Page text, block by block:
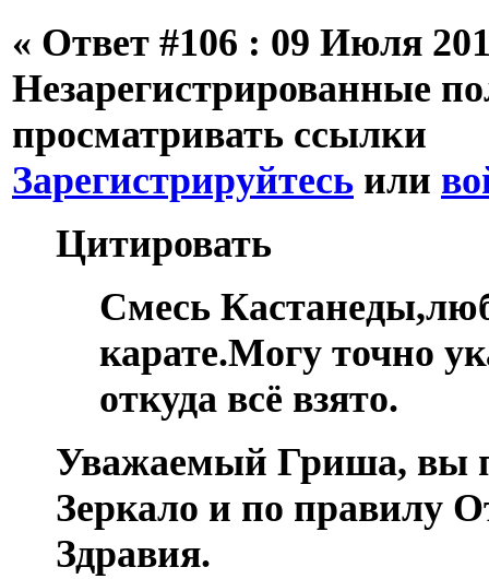
« Ответ #106 : 09 Июля
Незарегистрированные
просматривать ссылки
Зарегистрируйтесь или
Цитировать
Смесь
карате.Могу точно
откуда всё взято.
Уважаемый Гриша, вы
Зеркало и по правилу
Здравия.